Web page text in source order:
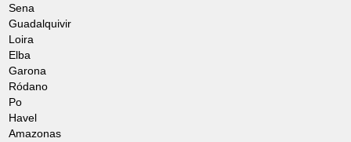
Sena
Guadalquivir
Loira
Elba
Garona
Ródano
Po
Havel
Amazonas